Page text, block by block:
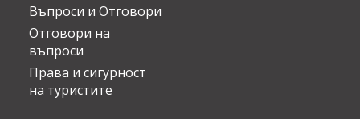
Въпроси и Отговори
Отговори на
въпроси
Права и сигурност
на туристите